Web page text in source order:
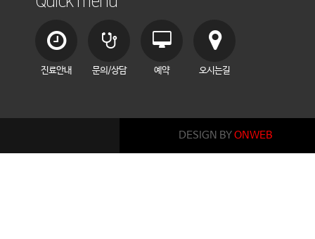
진료안내 문의/상담 예약 오시는길
DESIGN BYONWEB